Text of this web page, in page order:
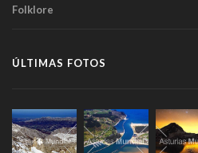
Folklore
ÚLTIMAS FOTOS